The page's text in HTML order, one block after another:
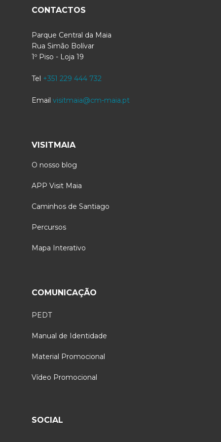
CONTACTOS
Parque Central da Maia
Rua Simão Bolívar
1º Piso - Loja 19
Tel +351 229 444 732
Email visitmaia@cm-maia.pt
VISITMAIA
O nosso blog
APP Visit Maia
Caminhos de Santiago
Percursos
Mapa Interativo
COMUNICAÇÃO
PEDT
Manual de Identidade
Material Promocional
Vídeo Promocional
SOCIAL